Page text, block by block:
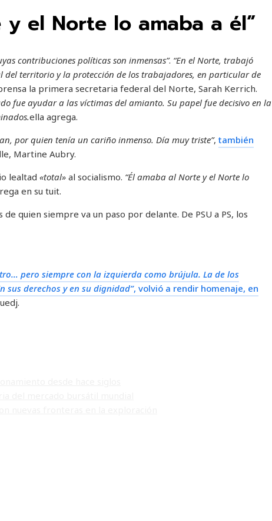
y el Norte lo amaba a él”
contribuciones políticas son inmensas”. “En el Norte, trabajó
territorio y la protección de los trabajadores, en particular de
la primera secretaria federal del Norte, Sarah Kerrich.
fue ayudar a las víctimas del amianto. Su papel fue decisivo en la
ella agrega.
por quien tenía un cariño inmenso. Día muy triste”, también
Martine Aubry.
lealtad «total» al socialismo. “Él amaba al Norte y el Norte lo
en su tuit.
quien siempre va un paso por delante. De PSU a PS, los
pero siempre con la izquierda como brújula. La de los
sus derechos y en su dignidad”, volvió a rendir homenaje, en